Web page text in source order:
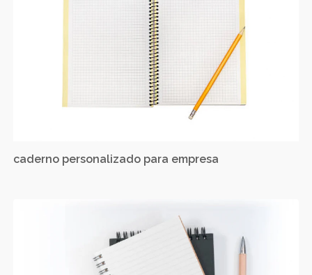
caderno personalizado para empresa